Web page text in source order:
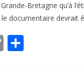
Bretagne qu’à
le documentaire
C